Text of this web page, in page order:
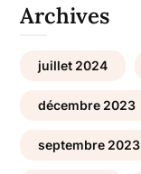
Archives
juillet 2024
décembre 2023
septembre 2023